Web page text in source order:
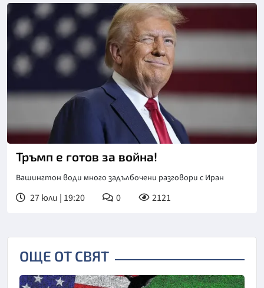
Тръмп е готов за война!
Вашингтон води много задълбочени разговори с Иран
27 юли | 19:20 0 2121
ОЩЕ ОТ СВЯТ